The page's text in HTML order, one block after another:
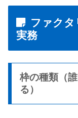
ファク
実務
枠の種類（
る）